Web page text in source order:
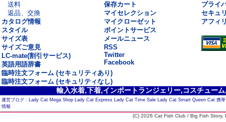
送料
返品、交換
カタログ情報
スタイル
サイズ表
サイズご意見
LC-mate(割引サービス)
英語用語辞書
保存カート
マイセレクション
マイクローゼット
ポイントサービス
メールニュース
RSS
Twitter
Facebook
プライ
セキュ
アフィ
臨時注文フォーム (セキュリティあり)
臨時注文フォーム (セキュリティなし)
輸入水着,下着,インポートランジェリー,コスチュー
運営ブログ : Lady Cat Mega Shop Lady Cat Express Lady Cat Time Sale Lady Cat Smart Queen Cat 携
情報
(C) 2026 Cat Fish Club / Big Fish Story,